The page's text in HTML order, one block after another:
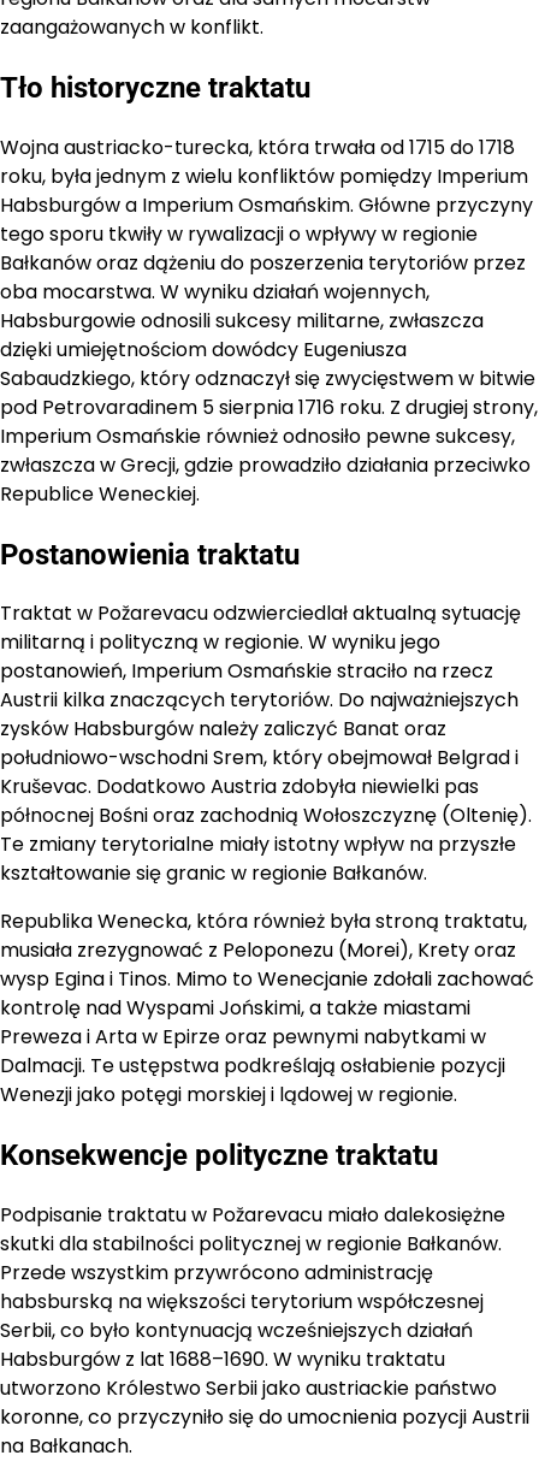
zaangażowanych w konflikt.
Tło historyczne traktatu
Wojna austriacko-turecka, która trwała od 1715 do 1718
roku, była jednym z wielu konfliktów pomiędzy Imperium
Habsburgów a Imperium Osmańskim. Główne przyczyny
tego sporu tkwiły w rywalizacji o wpływy w regionie
Bałkanów oraz dążeniu do poszerzenia terytoriów przez
oba mocarstwa. W wyniku działań wojennych,
Habsburgowie odnosili sukcesy militarne, zwłaszcza
dzięki umiejętnościom dowódcy Eugeniusza
Sabaudzkiego, który odznaczył się zwycięstwem w bitwie
pod Petrovaradinem 5 sierpnia 1716 roku. Z drugiej strony,
Imperium Osmańskie również odnosiło pewne sukcesy,
zwłaszcza w Grecji, gdzie prowadziło działania przeciwko
Republice Weneckiej.
Postanowienia traktatu
Traktat w Požarevacu odzwierciedlał aktualną sytuację
militarną i polityczną w regionie. W wyniku jego
postanowień, Imperium Osmańskie straciło na rzecz
Austrii kilka znaczących terytoriów. Do najważniejszych
zysków Habsburgów należy zaliczyć Banat oraz
południowo-wschodni Srem, który obejmował Belgrad i
Kruševac. Dodatkowo Austria zdobyła niewielki pas
północnej Bośni oraz zachodnią Wołoszczyznę (Oltenię).
Te zmiany terytorialne miały istotny wpływ na przyszłe
kształtowanie się granic w regionie Bałkanów.
Republika Wenecka, która również była stroną traktatu,
musiała zrezygnować z Peloponezu (Morei), Krety oraz
wysp Egina i Tinos. Mimo to Wenecjanie zdołali zachować
kontrolę nad Wyspami Jońskimi, a także miastami
Preweza i Arta w Epirze oraz pewnymi nabytkami w
Dalmacji. Te ustępstwa podkreślają osłabienie pozycji
Wenezji jako potęgi morskiej i lądowej w regionie.
Konsekwencje polityczne traktatu
Podpisanie traktatu w Požarevacu miało dalekosiężne
skutki dla stabilności politycznej w regionie Bałkanów.
Przede wszystkim przywrócono administrację
habsburską na większości terytorium współczesnej
Serbii, co było kontynuacją wcześniejszych działań
Habsburgów z lat 1688–1690. W wyniku traktatu
utworzono Królestwo Serbii jako austriackie państwo
koronne, co przyczyniło się do umocnienia pozycji Austrii
na Bałkanach.